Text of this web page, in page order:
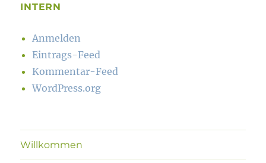
INTERN
Anmelden
Eintrags-Feed
Kommentar-Feed
WordPress.org
Willkommen